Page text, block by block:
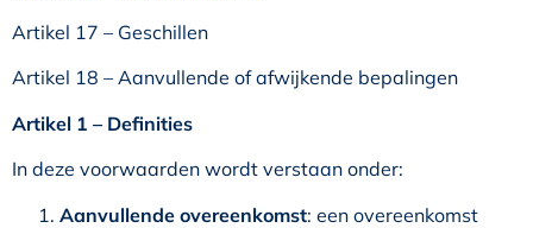
Artikel 17 – Geschillen
Artikel 18 – Aanvullende of afwijkende bepalingen
Artikel 1 – Definities
In deze voorwaarden wordt verstaan onder:
Aanvullende overeenkomst: een overeenkomst